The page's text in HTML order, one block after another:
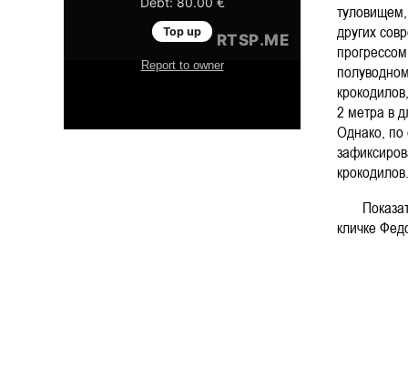
других
2 метра в
Однако, по
крокодилов.
кличке